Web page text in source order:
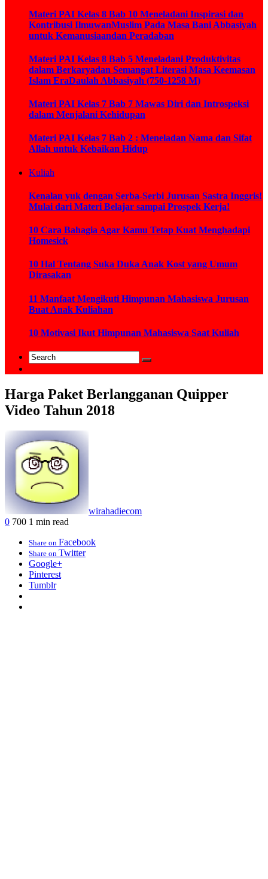
Materi PAI Kelas 8 Bab 10 Meneladani Inspirasi dan
Kontribusi IlmuwanMuslim Pada Masa Bani Abbasiyah
untuk Kemanusiaandan Peradaban
Materi PAI Kelas 8 Bab 5 Meneladani Produktivitas
dalam Berkaryadan Semangat Literasi Masa Keemasan
Islam EraDaulah Abbasiyah (750-1258 M)
Materi PAI Kelas 7 Bab 7 Mawas Diri dan Introspeksi
dalam Menjalani Kehidupan
Materi PAI Kelas 7 Bab 2 : Meneladan Nama dan Sifat
Allah untuk Kebaikan Hidup
Kuliah
Kenalan yuk dengan Serba-Serbi Jurusan Sastra Inggris!
Mulai dari Materi Belajar sampai Prospek Kerja!
10 Cara Bahagia Agar Kamu Tetap Kuat Menghadapi
Homesick
10 Hal Tentang Suka Duka Anak Kost yang Umum
Dirasakan
11 Manfaat Mengikuti Himpunan Mahasiswa Jurusan
Buat Anak Kuliahan
10 Motivasi Ikut Himpunan Mahasiswa Saat Kuliah
Harga Paket Berlangganan Quipper
Video Tahun 2018
wirahadiecom
0 700 1 min read
Share on Facebook
Share on Twitter
Google+
Pinterest
Tumblr